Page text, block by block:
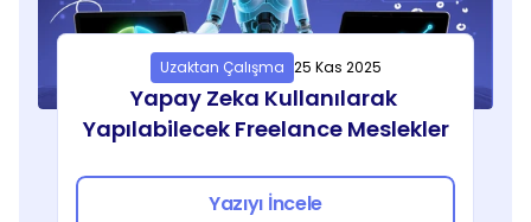
Uzaktan Çalışma 25 Kas 2025
Yapay Zeka Kullanılarak
Yapılabilecek Freelance Meslekler
Yazıyı İncele